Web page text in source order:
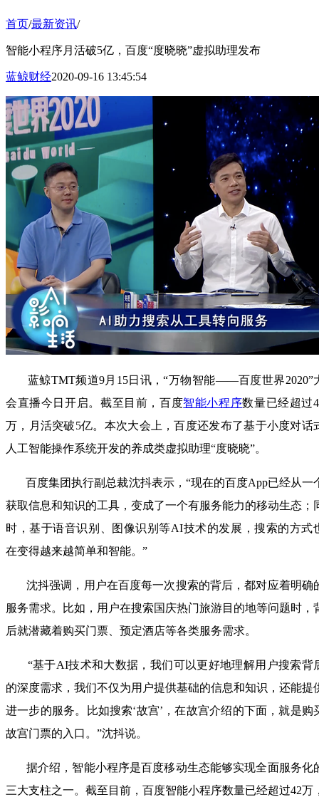
首页/最新资讯/
智能小程序月活破5亿，百度“度晓晓”虚拟助理发布
蓝鲸财经2020-09-16 13:45:54
蓝鲸TMT频道9月15日讯，“万物智能——百度世界2020”
会直播今日开启。截至目前，百度智能小程序数量已经超过
万，月活突破5亿。本次大会上，百度还发布了基于小度对话
人工智能操作系统开发的养成类虚拟助理“度晓晓”。
百度集团执行副总裁沈抖表示，“现在的百度App已经从一
获取信息和知识的工具，变成了一个有服务能力的移动生态；
时，基于语音识别、图像识别等AI技术的发展，搜索的方式
在变得越来越简单和智能。”
沈抖强调，用户在百度每一次搜索的背后，都对应着明确
服务需求。比如，用户在搜索国庆热门旅游目的地等问题时，
后就潜藏着购买门票、预定酒店等各类服务需求。
“基于AI技术和大数据，我们可以更好地理解用户搜索背
的深度需求，我们不仅为用户提供基础的信息和知识，还能提
进一步的服务。比如搜索‘故宫’，在故宫介绍的下面，就是购
故宫门票的入口。”沈抖说。
据介绍，智能小程序是百度移动生态能够实现全面服务化
三大支柱之一。截至目前，百度智能小程序数量已经超过42万